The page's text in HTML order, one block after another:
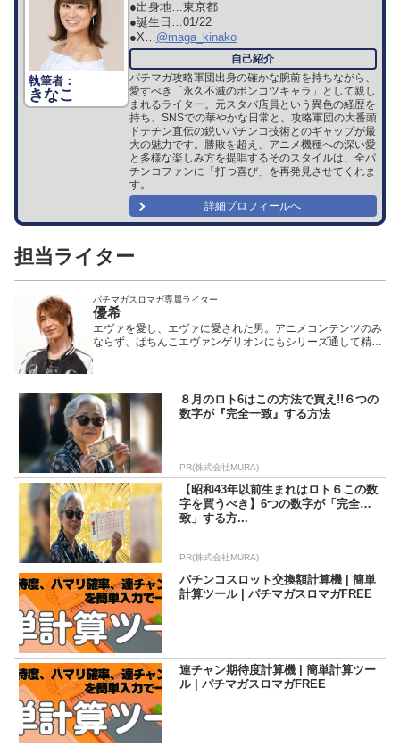
きなこ
●出身地…東京都
●誕生日…01/22
●X…@maga_kinako
パチマガ攻略軍団出身の確かな腕前を持ちながら、
愛すべき「永久不滅のポンコツキャラ」として親し
まれるライター。元スタバ店員という異色の経歴を
持ち、SNSでの華やかな日常と、攻略軍団の大番頭
ドテチン直伝の鋭いパチンコ技術とのギャップが最
大の魅力です。勝敗を超え、アニメ機種への深い愛
と多様な楽しみ方を提唱するそのスタイルは、全パ
チンコファンに「打つ喜び」を再発見させてくれま
す。
詳細プロフィールへ
担当ライター
パチマガスロマガ専属ライター
優希
エヴァを愛し、エヴァに愛された男。アニメコンテンツのみ
ならず、ぱちんこエヴァンゲリオンにもシリーズ通して精通
らば何でもござれ、演出面や法則など完璧に知り尽くしてい
る希少なライターである。 甘いマスクとチャラい発言がトレ
ードマークだが、裏腹に堅い立ち回りで甘く安定しやすいタ
イプのマシンを好む。 さらに、経験値に裏打ちされたパチマ
ガ攻略軍団仕込みの機種解説と淀みないトークは大変分かり
やすいと好評を博している。 プライベートでは元パチマガラ
イターである柳まおと結婚し、今ではライター業の傍らイク
メンとしても子育てにも奮闘中である。
８月のロト6はこの方法で買え!!６つの
数字が『完全一致』する方法
PR(株式会社MURA)
【昭和43年以前生まれはロト６この数
字を買うべき】6つの数字が「完全一
致」する方...
PR(株式会社MURA)
パチンコスロット交換額計算機 | 簡単
計算ツール | パチマガスロマガFREE
連チャン期待度計算機 | 簡単計算ツー
ル | パチマガスロマガFREE